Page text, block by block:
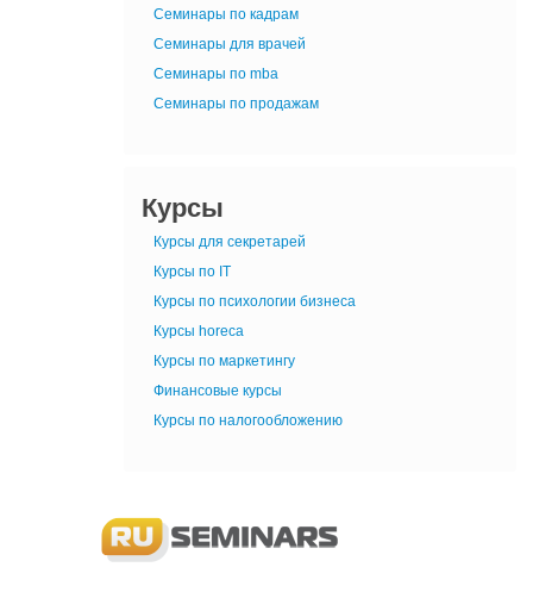
Семинары по кадрам
Семинары для врачей
Семинары по mba
Семинары по продажам
Курсы
Курсы для секретарей
Курсы по IT
Курсы по психологии бизнеса
Курсы horeca
Курсы по маркетингу
Финансовые курсы
Курсы по налогообложению